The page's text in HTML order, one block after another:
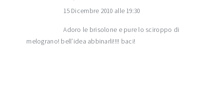
15 Dicembre 2010 alle 19:30
Adoro le brisolone e pure lo sciroppo di
melograno! bell’idea abbinarli!!!! baci!